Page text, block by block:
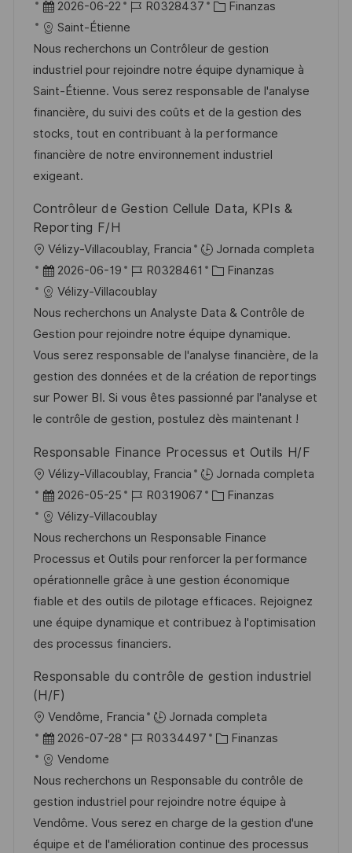
b
c
a
c
i
ó
n
F
e
c
h
a
d
e
p
u
l
a
c
2026-06-22
I
D
d
e
e
m
p
l
R0328437
C
t
e
g
o
r
í
Finanzas
Saint-Étienne
Nous recherchons un Contrôleur de gestion
industriel pour rejoindre notre équipe dynamique à
Saint-Étienne. Vous serez responsable de l'analyse
financière, du suivi des coûts et de la gestion des
stocks, tout en contribuant à la performance
financière de notre environnement industriel
exigeant.
Contrôleur de Gestion Cellule Data, KPIs &
Reporting F/H
U
b
c
a
c
i
ó
n
Vélizy-Villacoublay, Francia
Jornada completa
F
e
c
h
a
d
e
p
b
l
i
c
a
c
i
ó
n
2026-06-19
I
D
d
e
e
m
p
l
o
R0328461
C
t
e
g
o
r
í
Finanzas
Vélizy-Villacoublay
Nous recherchons un Analyste Data & Contrôle de
Gestion pour rejoindre notre équipe dynamique.
Vous serez responsable de l'analyse financière, de la
gestion des données et de la création de reportings
sur Power BI. Si vous êtes passionné par l'analyse et
le contrôle de gestion, postulez dès maintenant !
Responsable Finance Processus et Outils H/F
U
b
c
a
c
i
ó
n
Vélizy-Villacoublay, Francia
Jornada completa
F
e
c
h
a
d
e
p
b
c
a
2026-05-25
I
D
d
e
e
m
p
l
o
R0319067
C
t
e
g
o
r
Finanzas
Vélizy-Villacoublay
Nous recherchons un Responsable Finance
Processus et Outils pour renforcer la performance
opérationnelle grâce à une gestion économique
fiable et des outils de pilotage efficaces. Rejoignez
une équipe dynamique et contribuez à l'optimisation
des processus financiers.
Responsable du contrôle de gestion industriel
(H/F)
U
b
c
a
c
i
Vendôme, Francia
Jornada completa
F
e
c
h
a
d
2026-07-28
I
d
e
e
m
R0334497
C
t
e
g
o
Finanzas
Vendome
Nous recherchons un Responsable du contrôle de
gestion industriel pour rejoindre notre équipe à
Vendôme. Vous serez en charge de la gestion d'une
équipe et de l'amélioration continue des processus